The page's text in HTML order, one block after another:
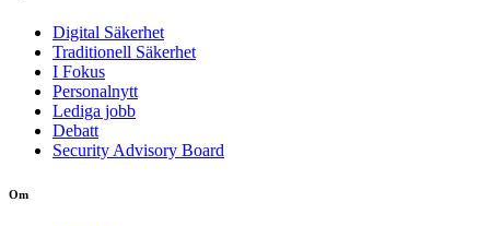
Digital Säkerhet
Traditionell Säkerhet
I Fokus
Personalnytt
Lediga jobb
Debatt
Security Advisory Board
Om